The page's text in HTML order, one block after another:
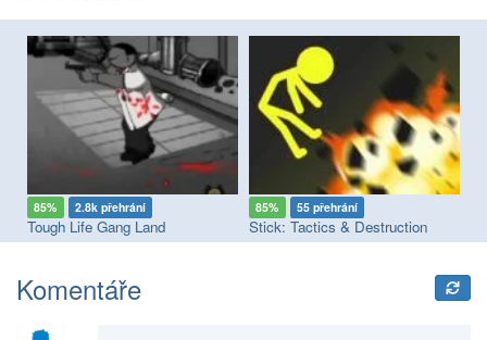
85% 2.8k přehrání
Tough Life Gang Land
85% 55 přehrání
Stick: Tactics & Destruction
Komentáře